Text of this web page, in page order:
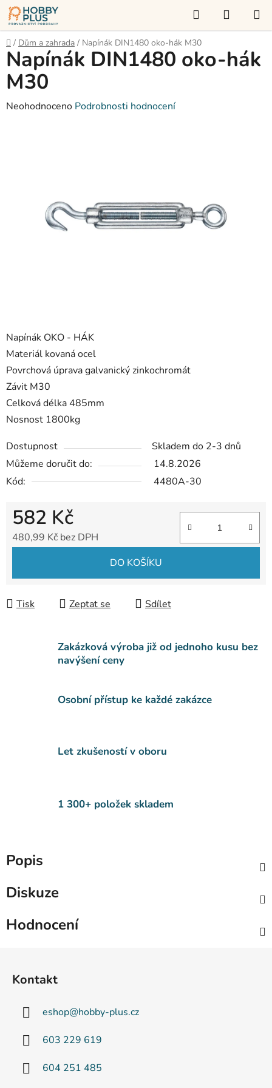
Přejít
na
obsah
Hledat
KOŠÍK
Domů
/ Dům a zahrada / Napínák DIN1480 oko-hák M30
Napínák OKO - HÁK
Materiál kovaná ocel
Povrchová úprava galvanický zinkochromát
Závit M30
Celková délka 485mm
Nosnost 1800kg
Dostupnost
Skladem do 2-3 dnů
Můžeme doručit do:
14.8.2026
Kód:
4480A-30
582 Kč
480,99 Kč bez DPH
DO KOŠÍKU
Tisk Zeptat se Sdílet
Napínák DIN1480 oko-hák
M30
Průměrné
Neohodnoceno Podrobnosti hodnocení
Zakázková výroba již od jednoho kusu bez
navýšení ceny
Osobní přístup ke každé zakázce
Let zkušeností v oboru
1 300+ položek skladem
Popis
Diskuze
Hodnocení
Kontakt
eshop@hobby-plus.cz
603 229 619
604 251 485